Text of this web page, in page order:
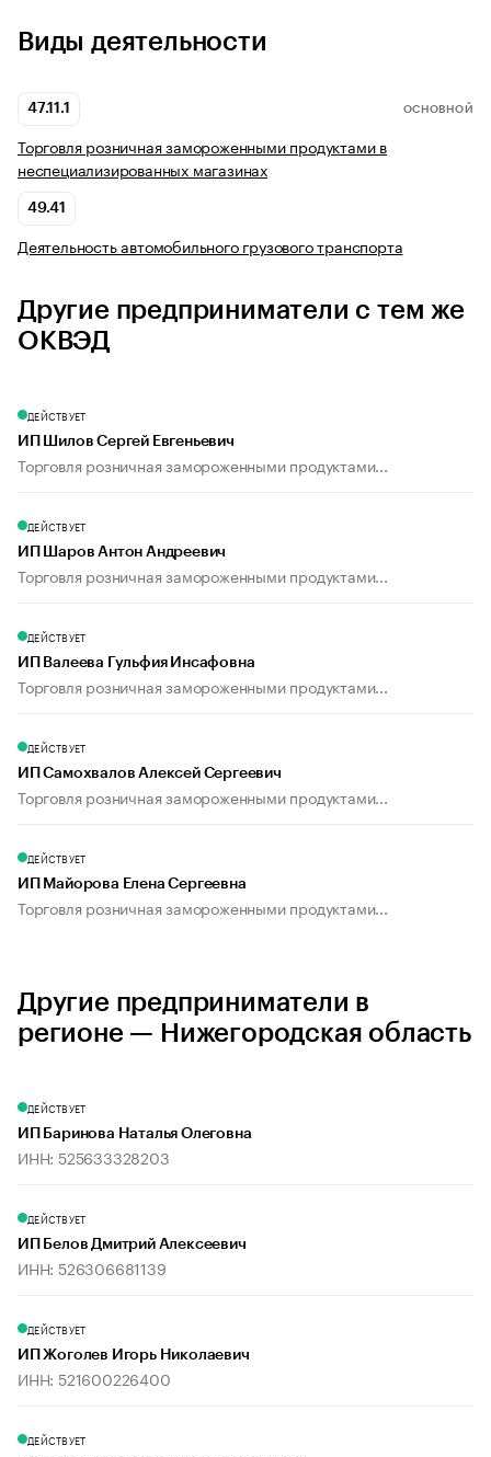
Виды деятельности
47.11.1 ОСНОВНОЙ
Торговля розничная замороженными продуктами в
неспециализированных магазинах
49.41
Деятельность автомобильного грузового транспорта
Другие предприниматели с тем же
ОКВЭД
ДЕЙСТВУЕТ
ИП Шилов Сергей Евгеньевич
Торговля розничная замороженными продуктами...
ДЕЙСТВУЕТ
ИП Шаров Антон Андреевич
Торговля розничная замороженными продуктами...
ДЕЙСТВУЕТ
ИП Валеева Гульфия Инсафовна
Торговля розничная замороженными продуктами...
ДЕЙСТВУЕТ
ИП Самохвалов Алексей Сергеевич
Торговля розничная замороженными продуктами...
ДЕЙСТВУЕТ
ИП Майорова Елена Сергеевна
Торговля розничная замороженными продуктами...
Другие предприниматели в
регионе — Нижегородская область
ДЕЙСТВУЕТ
ИП Баринова Наталья Олеговна
ИНН: 525633328203
ДЕЙСТВУЕТ
ИП Белов Дмитрий Алексеевич
ИНН: 526306681139
ДЕЙСТВУЕТ
ИП Жоголев Игорь Николаевич
ИНН: 521600226400
ДЕЙСТВУЕТ